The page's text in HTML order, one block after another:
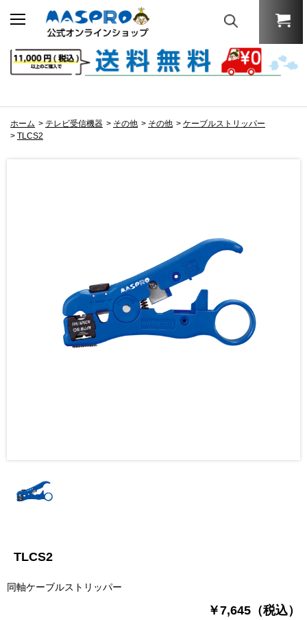
ホーム > テレビ受信機器 > その他 > その他 > ケーブルストリッパー
> TLCS2
TLCS2
同軸ケーブルストリッパー
￥7,645（税込）